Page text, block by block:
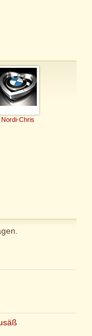
Nordi-Chris